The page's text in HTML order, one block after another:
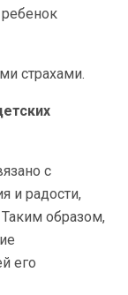
страхами.
с
и радости,
образом,
его